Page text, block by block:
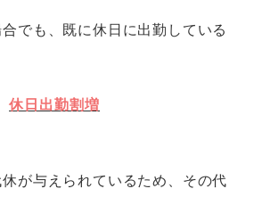
でも、既に休日に出勤している
休日出勤割増
が与えられているため、その代